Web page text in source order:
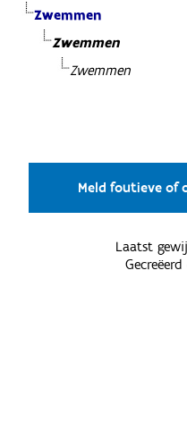
Zwemmen
Zwemmen
Zwemmen
Meld foutieve of
Laatst